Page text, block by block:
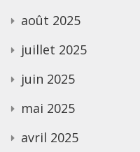
août 2025
juillet 2025
juin 2025
mai 2025
avril 2025